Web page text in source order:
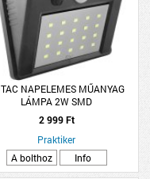
NAPELEMES MŰANYAG
LÁMPA 2W SMD
2 999 Ft
Praktiker
A bolthoz
Info